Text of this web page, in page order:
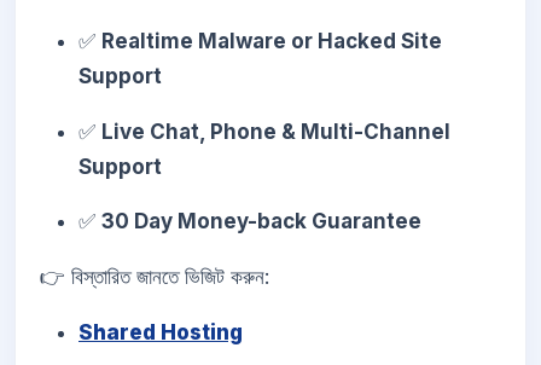
✅ Realtime Malware or Hacked Site
Support
✅ Live Chat, Phone & Multi-Channel
Support
✅ 30 Day Money-back Guarantee
👉 বিস্তারিত জানতে ভিজিট করুন:
Shared Hosting